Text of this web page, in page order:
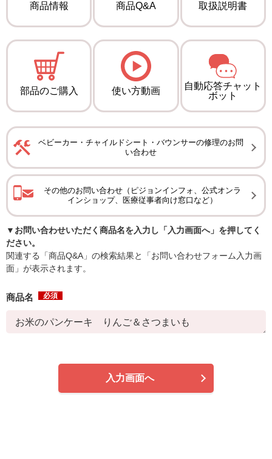
商品情報 商品Q&A 取扱説明書
部品のご購入 使い方動画
自動応答チャット
ボット
ベビーカー・チャイルドシート・バウンサーの修理のお問
い合わせ
その他のお問い合わせ（ピジョンインフォ、公式オンラ
インショップ、医療従事者向け窓口など）
▼お問い合わせいただく商品名を入力し「入力画面へ」を押してく
ださい。
関連する「商品Q&A」の検索結果と「お問い合わせフォーム入力画
面」が表示されます。
商品名 必須
入力画面へ